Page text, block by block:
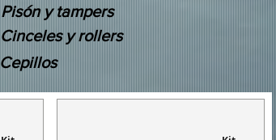
Pisón y tampers
Cinceles y rollers
Cepillos